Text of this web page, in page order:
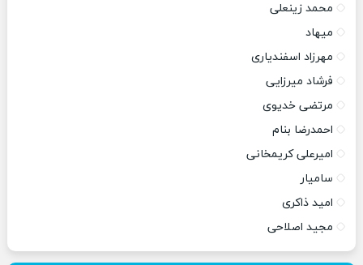
محمد زینعلی
میهاد
مهرزاد اسفندیاری
فرشاد میرزایی
مرتضی خدیوی
احمدرضا بنام
امیرعلی کریمخانی
سامیار
امید ذاکری
مجید اصلاحی